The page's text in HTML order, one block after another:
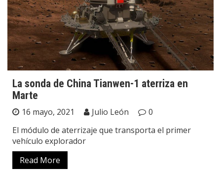
La sonda de China Tianwen-1 aterriza en
Marte
16 mayo, 2021 Julio León
0
El módulo de aterrizaje que transporta el primer
vehículo explorador
Read More